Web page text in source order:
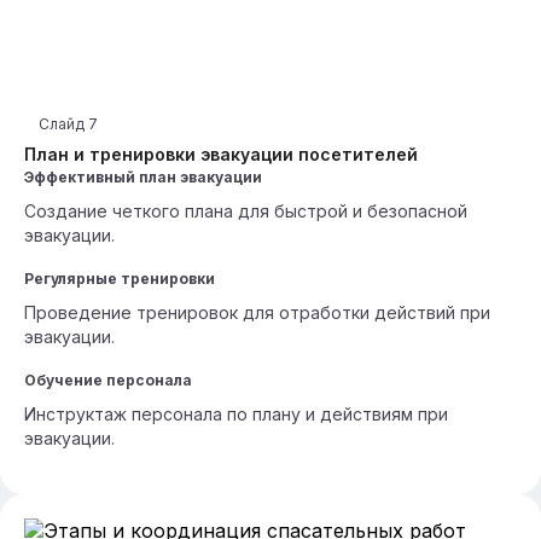
План и тренировки эвакуации посетителей
Слайд 7
Эффективный план эвакуации
Создание четкого плана для быстрой и безопасной
эвакуации.
Регулярные тренировки
Проведение тренировок для отработки действий при
эвакуации.
Обучение персонала
Инструктаж персонала по плану и действиям при
эвакуации.